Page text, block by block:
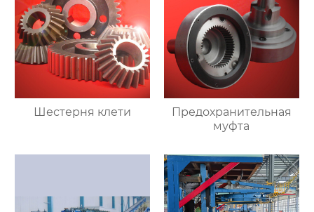
Шестерня клети
Предохранительная
муфта